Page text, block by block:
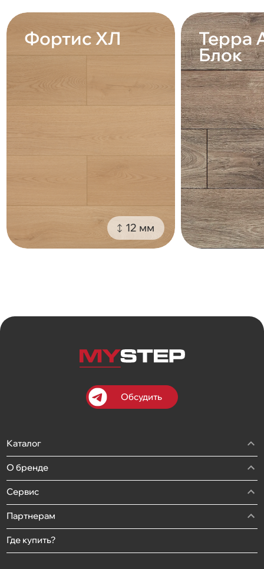
Фортис ХЛ
12 мм
Терра
Блок
Обсудить
Каталог
О бренде
Сервис
Партнерам
Где купить?